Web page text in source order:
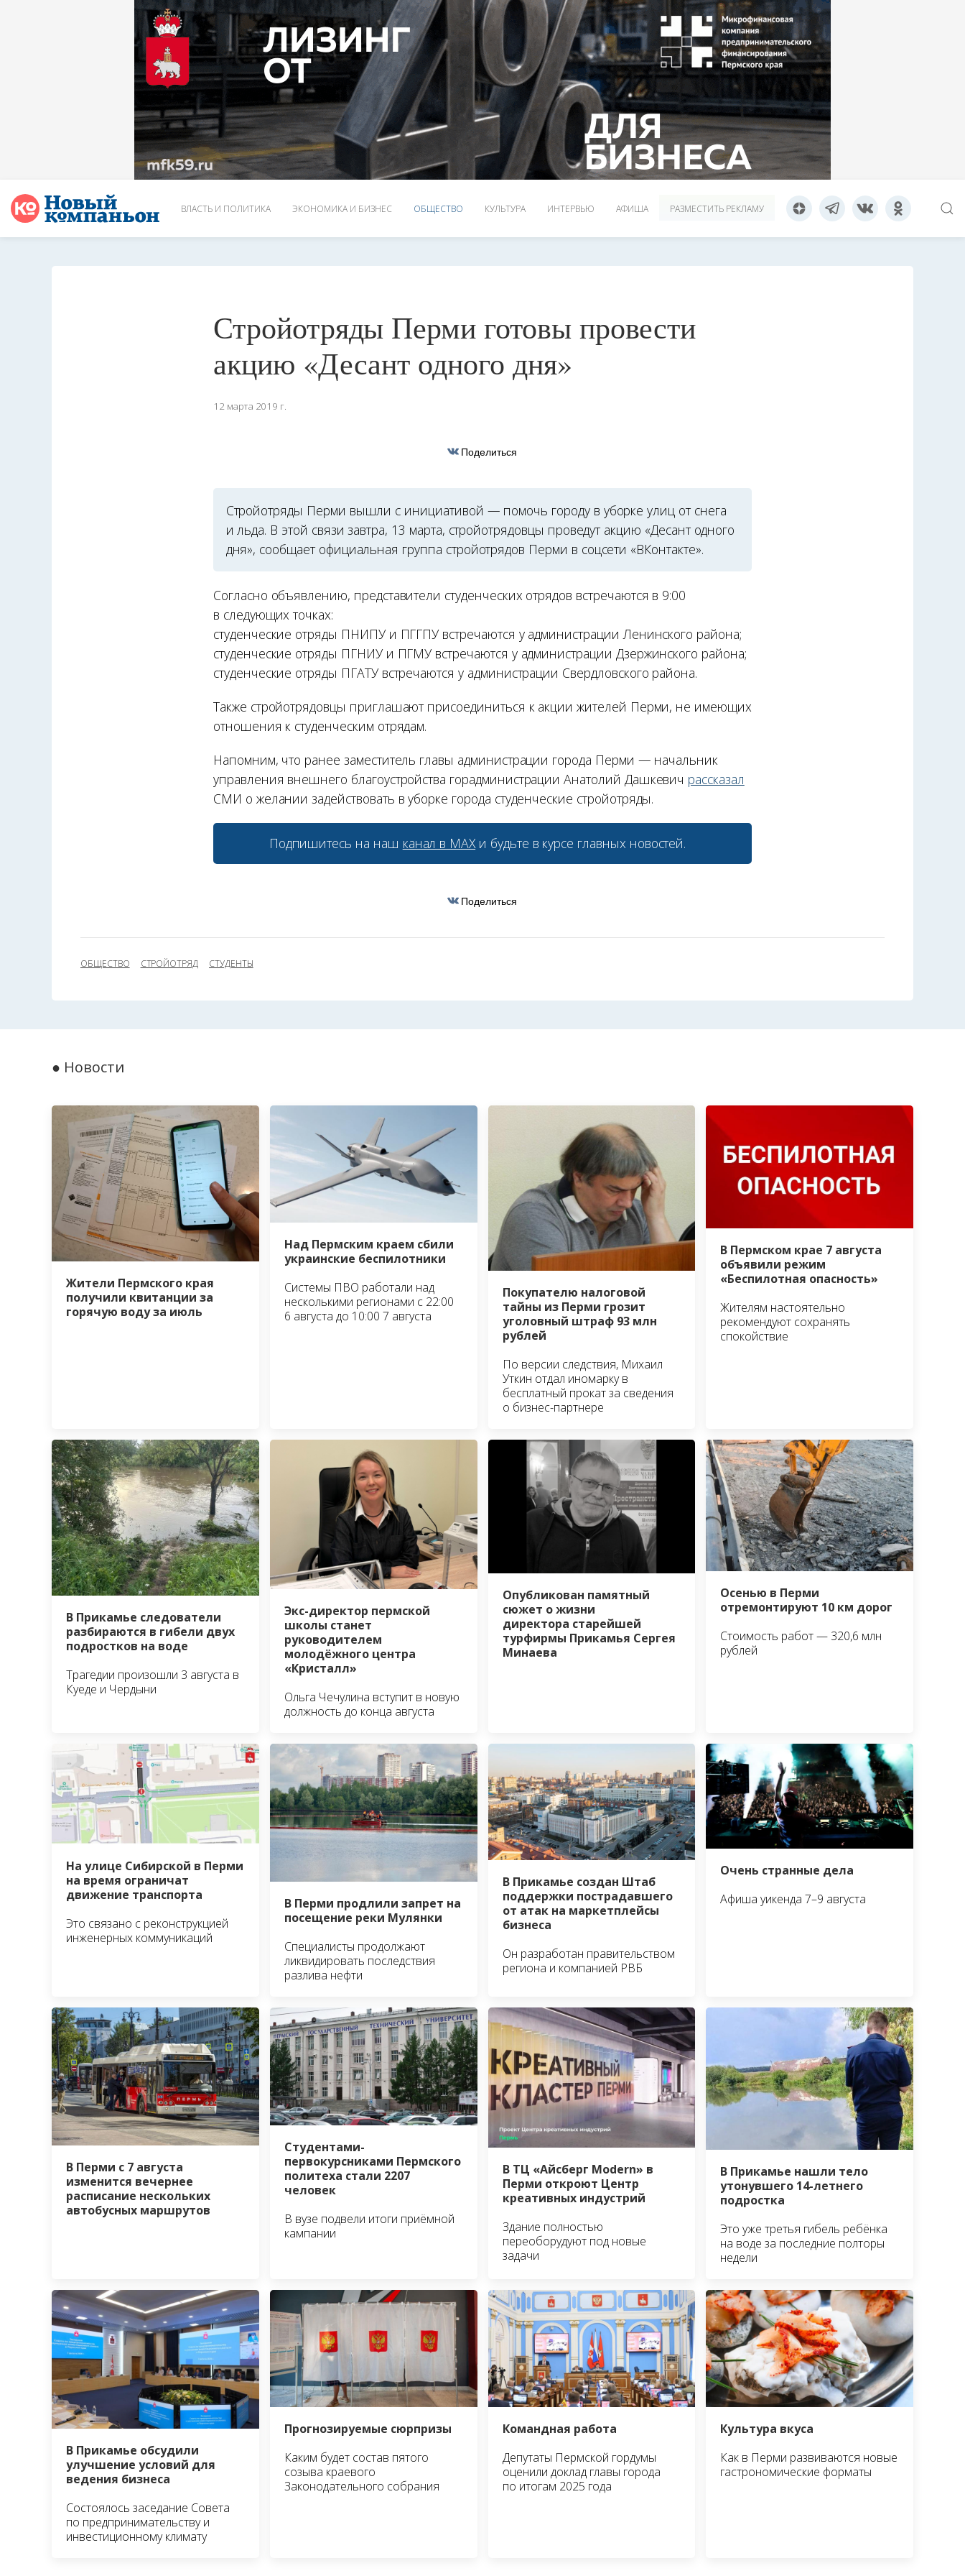
ВЛАСТЬ И ПОЛИТИКА ЭКОНОМИКА И БИЗНЕС ОБЩЕСТВО КУЛЬТУРА ИНТЕРВЬЮ АФИША РАЗМЕСТИТЬ РЕКЛАМУ
Стройотряды Перми готовы провести
акцию «Десант одного дня»
12 марта 2019 г.
Поделиться
Стройотряды Перми вышли с инициативой — помочь городу в уборке улиц от снега
и льда. В этой связи завтра, 13 марта, стройотрядовцы проведут акцию «Десант одного
дня», сообщает официальная группа стройотрядов Перми в соцсети «ВКонтакте».
Согласно объявлению, представители студенческих отрядов встречаются в 9:00
в следующих точках:
студенческие отряды ПНИПУ и ПГГПУ встречаются у администрации Ленинского района;
студенческие отряды ПГНИУ и ПГМУ встречаются у администрации Дзержинского района;
студенческие отряды ПГАТУ встречаются у администрации Свердловского района.
Также стройотрядовцы приглашают присоединиться к акции жителей Перми, не имеющих
отношения к студенческим отрядам.
Напомним, что ранее заместитель главы администрации города Перми — начальник
управления внешнего благоустройства горадминистрации Анатолий Дашкевич рассказал
СМИ о желании задействовать в уборке города студенческие стройотряды.
Подпишитесь на наш канал в МАХи будьте в курсе главных новостей.
Поделиться
ОБЩЕСТВО СТРОЙОТРЯД СТУДЕНТЫ
● Новости
Жители Пермского края
получили квитанции за
горячую воду за июль
Над Пермским краем сбили
украинские беспилотники
Системы ПВО работали над
несколькими регионами с 22:00
6 августа до 10:00 7 августа
Покупателю налоговой
тайны из Перми грозит
уголовный штраф 93 млн
рублей
По версии следствия, Михаил
Уткин отдал иномарку в
бесплатный прокат за сведения
о бизнес-партнере
В Пермском крае 7 августа
объявили режим
«Беспилотная опасность»
Жителям настоятельно
рекомендуют сохранять
спокойствие
В Прикамье следователи
разбираются в гибели двух
подростков на воде
Трагедии произошли 3 августа в
Куеде и Чердыни
Экс-директор пермской
школы станет
руководителем
молодёжного центра
«Кристалл»
Ольга Чечулина вступит в новую
должность до конца августа
Опубликован памятный
сюжет о жизни
директора старейшей
турфирмы Прикамья Сергея
Минаева
Осенью в Перми
отремонтируют 10 км дорог
Стоимость работ — 320,6 млн
рублей
На улице Сибирской в Перми
на время ограничат
движение транспорта
Это связано с реконструкцией
инженерных коммуникаций
В Перми продлили запрет на
посещение реки Мулянки
Специалисты продолжают
ликвидировать последствия
разлива нефти
В Прикамье создан Штаб
поддержки пострадавшего
от атак на маркетплейсы
бизнеса
Он разработан правительством
региона и компанией РВБ
Очень странные дела
Афиша уикенда 7–9 августа
В Перми с 7 августа
изменится вечернее
расписание нескольких
автобусных маршрутов
Студентами-
первокурсниками Пермского
политеха стали 2207
человек
В вузе подвели итоги приёмной
кампании
В ТЦ «Айсберг Modern» в
Перми откроют Центр
креативных индустрий
Здание полностью
переоборудуют под новые
задачи
В Прикамье нашли тело
утонувшего 14-летнего
подростка
Это уже третья гибель ребёнка
на воде за последние полторы
недели
В Прикамье обсудили
улучшение условий для
ведения бизнеса
Состоялось заседание Совета
по предпринимательству и
инвестиционному климату
Прогнозируемые сюрпризы
Каким будет состав пятого
созыва краевого
Законодательного собрания
Командная работа
Депутаты Пермской гордумы
оценили доклад главы города
по итогам 2025 года
Культура вкуса
Как в Перми развиваются новые
гастрономические форматы